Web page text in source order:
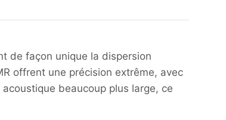
de façon unique la dispersion
offrent une précision extrême, avec
beaucoup plus large, ce